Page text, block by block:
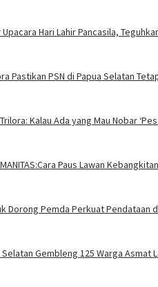
Upacara Hari Lahir Pancasila,
Pastikan PSN di Papua Selatan
Kalau Ada yang Mau Nobar
Paus Lawan
Dorong Pemda Perkuat Pendataan
Gembleng 125 Warga Asmat